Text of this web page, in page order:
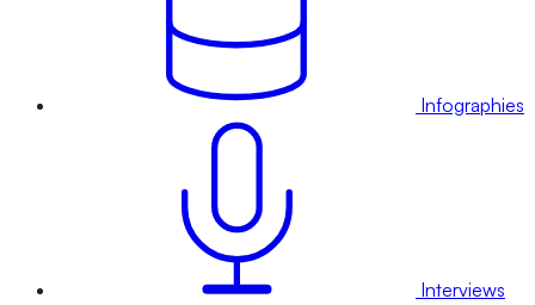
Infographies
Interviews